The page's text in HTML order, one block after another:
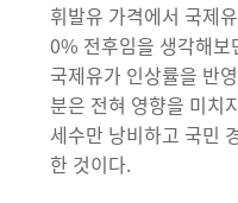
휘발유 가격에서 국제
0% 전후임을 생각해보
국제유가 인상률을 반
분은 전혀 영향을 미치
세수만 낭비하고 국민
한 것이다.